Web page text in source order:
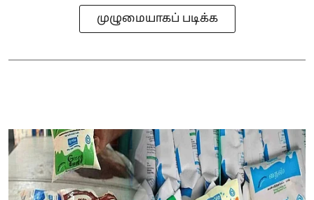
முழுமையாகப் படிக்க